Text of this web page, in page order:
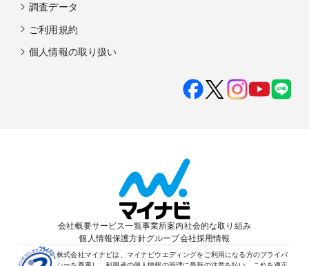
調査データ
ご利用規約
個人情報の取り扱い
会社概要サービス一覧事業所案内社会的な取り組み
個人情報保護方針グループ会社採用情報
株式会社マイナビは、マイナビウエディングをご利用になる方のプライバ